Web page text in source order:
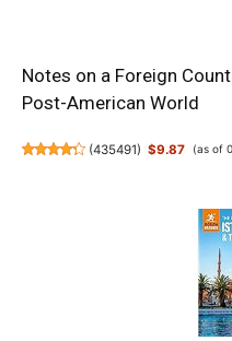
Notes on a Foreign
Post-American World
(435491) $9.87 (as of